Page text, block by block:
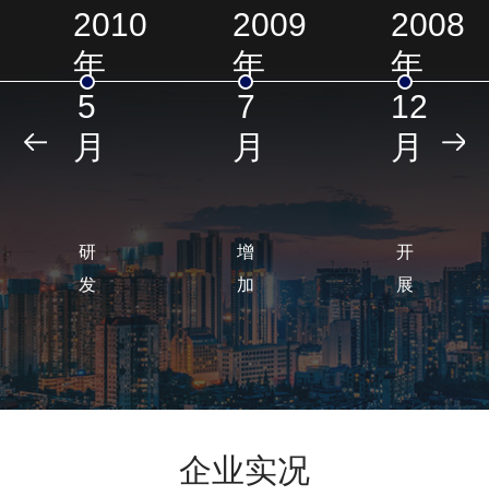
2010
年
5
月
研
发
生
产
漆
雾
2009
年
7
月
增
加
造
纸
助
剂
品
2008
年
12
月
开
展
污
水
絮
凝
企业实况